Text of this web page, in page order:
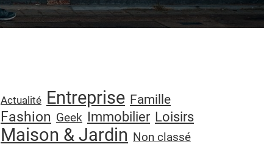
Actualité Entreprise Famille
Fashion Geek Immobilier Loisirs
Maison & Jardin Non classé